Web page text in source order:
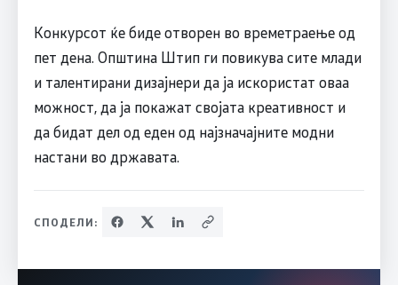
Конкурсот ќе биде отворен во времетраење од
пет дена. Општина Штип ги повикува сите млади
и талентирани дизајнери да ја искористат оваа
можност, да ја покажат својата креативност и
да бидат дел од еден од најзначајните модни
настани во државата.
СПОДЕЛИ: